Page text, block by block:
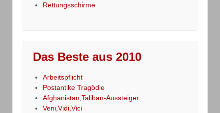
Rettungsschirme
Das Beste aus 2010
Arbeitspflicht
Postantike Tragödie
Afghanistan,Taliban-Aussteiger
Veni,Vidi,Vici